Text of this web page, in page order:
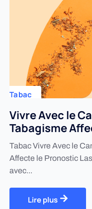
Tabac
Vivre Avec le
Tabagisme
Tabac Vivre Avec le
Affecte le Pronostic
avec...
Lire plus